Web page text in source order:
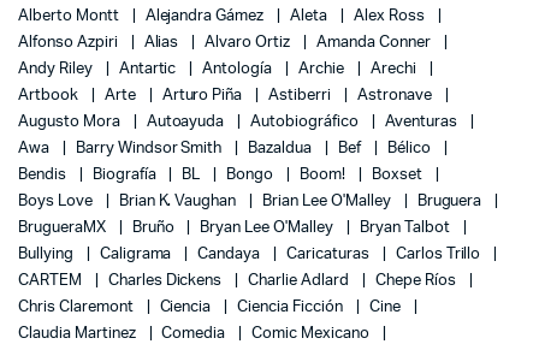
Alberto Montt
Alejandra Gámez Aleta
Alex Ross
Alfonso Azpiri
Alias Alvaro Ortiz
Amanda Conner
Andy Riley
Antartic Antología Archie
Arechi
Artbook
Arte Arturo Piña Astiberri
Astronave
Augusto Mora
Autoayuda Autobiográfico
Aventuras
Awa
Barry Windsor Smith Bazaldua Bef
Bélico
Bendis
Biografía BL Bongo Boom!
Boxset
Boys Love
Brian K. Vaughan Brian Lee O'Malley
Bruguera
BrugueraMX
Bruño Bryan Lee O'Malley
Bryan Talbot
Bullying
Caligrama Candaya Caricaturas
Carlos Trillo
CARTEM
Charles Dickens Charlie Adlard
Chepe Ríos
Chris Claremont
Ciencia Ciencia Ficción
Cine
Claudia Martinez
Comedia
Comic Mexicano